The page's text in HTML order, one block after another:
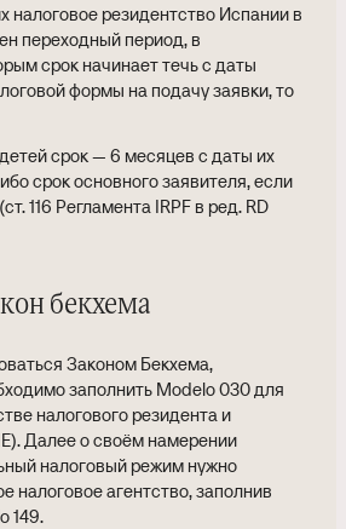
налоговое резидентство Испании в
переходный период, в
срок начинает течь с даты
формы на подачу заявки, то
срок — 6 месяцев с даты их
срок основного заявителя, если
116 Регламента IRPF в ред. RD
бекхема
Законом Бекхема,
заполнить Modelo 030 для
налогового резидента и
Далее о своём намерении
налоговый режим нужно
налоговое агентство, заполнив
149.